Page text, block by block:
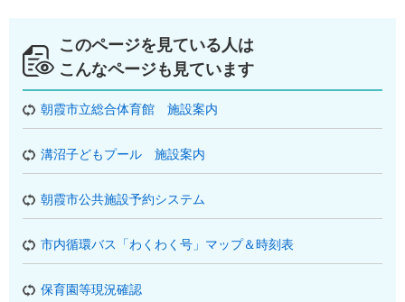
このページを見ている人は
こんなページも見ています
朝霞市立総合体育館 施設案内
溝沼子どもプール 施設案内
朝霞市公共施設予約システム
市内循環バス「わくわく号」マップ＆時刻表
保育園等現況確認